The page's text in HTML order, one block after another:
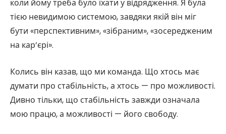
коли йому треба було їхати у відрядження. Я була
тією невидимою системою, завдяки якій він міг
бути «перспективним», «зібраним», «зосередженим
на кар’єрі».
Колись він казав, що ми команда. Що хтось має
думати про стабільність, а хтось — про можливості.
Дивно тільки, що стабільність завжди означала
мою працю, а можливості — його свободу.